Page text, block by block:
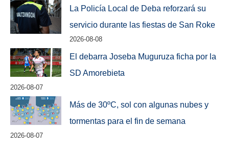
La Policía Local de Deba reforzará su
servicio durante las fiestas de San Roke
2026-08-08
El debarra Joseba Muguruza ficha por la
SD Amorebieta
2026-08-07
Más de 30ºC, sol con algunas nubes y
tormentas para el fin de semana
2026-08-07